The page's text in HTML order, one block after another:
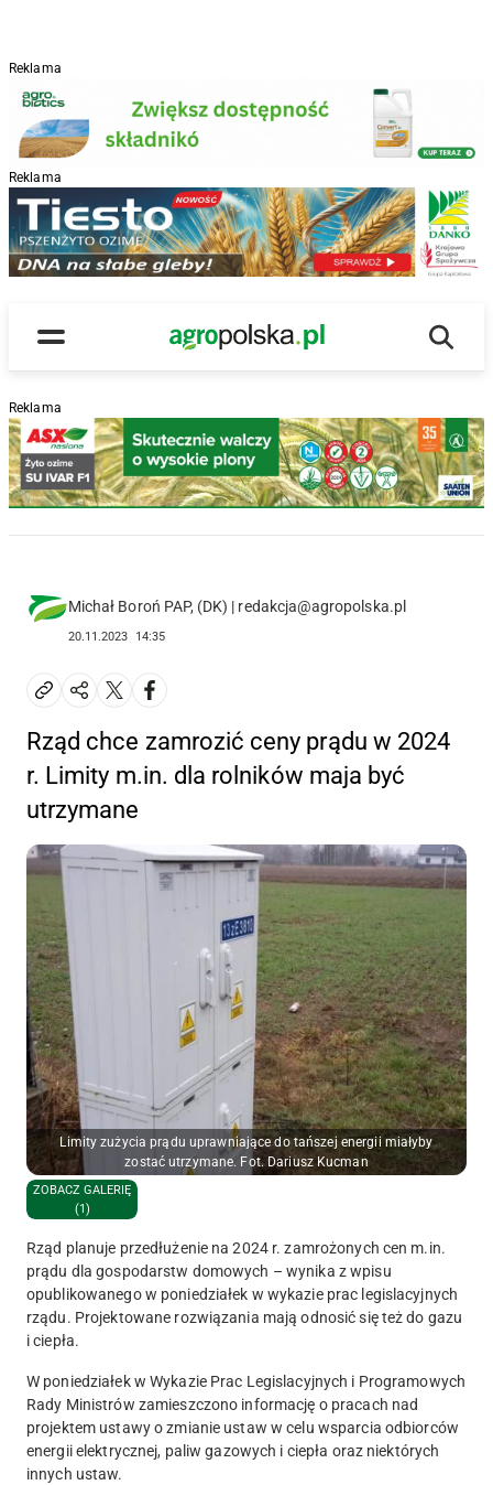
Reklama
Reklama
Menu
Main Logo
Reklama
Michał Boroń PAP, (DK) | redakcja@agropolska.pl
20.11.2023 14:35
Rząd chce zamrozić ceny prądu w 2024
r. Limity m.in. dla rolników maja być
utrzymane
Limity zużycia prądu uprawniające do tańszej energii miałyby
zostać utrzymane. Fot. Dariusz Kucman
ZOBACZ GALERIĘ
(1)
Rząd planuje przedłużenie na 2024 r. zamrożonych cen m.in.
prądu dla gospodarstw domowych – wynika z wpisu
opublikowanego w poniedziałek w wykazie prac legislacyjnych
rządu. Projektowane rozwiązania mają odnosić się też do gazu
i ciepła.
W poniedziałek w Wykazie Prac Legislacyjnych i Programowych
Rady Ministrów zamieszczono informację o pracach nad
projektem ustawy o zmianie ustaw w celu wsparcia odbiorców
energii elektrycznej, paliw gazowych i ciepła oraz niektórych
innych ustaw.